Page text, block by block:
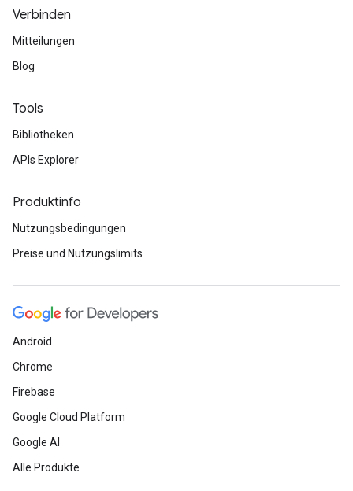
Verbinden
Mitteilungen
Blog
Tools
Bibliotheken
APIs Explorer
Produktinfo
Nutzungsbedingungen
Preise und Nutzungslimits
Android
Chrome
Firebase
Google Cloud Platform
Google AI
Alle Produkte